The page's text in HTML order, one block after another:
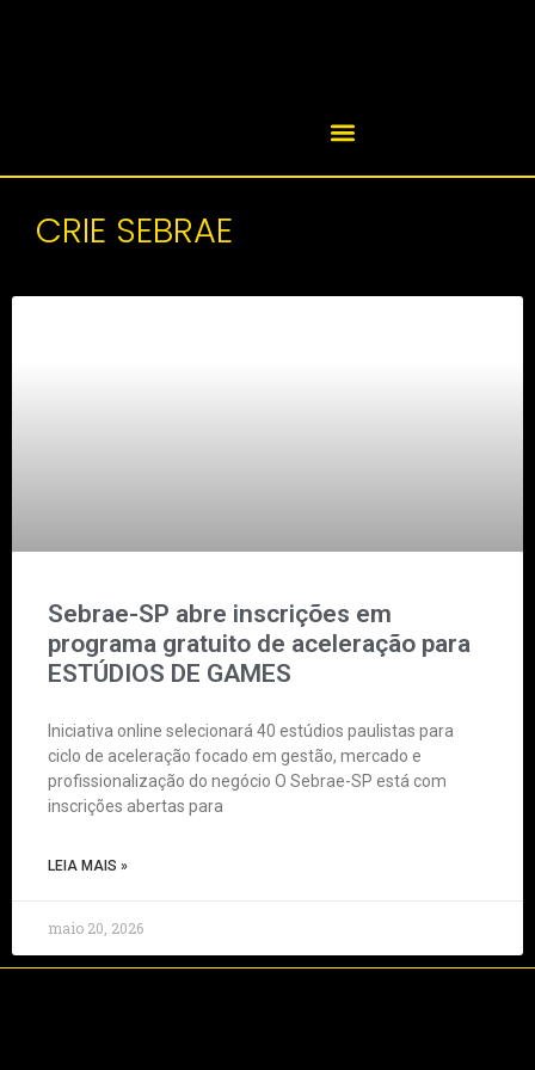
CRIE SEBRAE
Sebrae-SP abre inscrições em
programa gratuito de aceleração para
ESTÚDIOS DE GAMES
Iniciativa online selecionará 40 estúdios paulistas para
ciclo de aceleração focado em gestão, mercado e
profissionalização do negócio O Sebrae-SP está com
inscrições abertas para
LEIA MAIS »
maio 20, 2026